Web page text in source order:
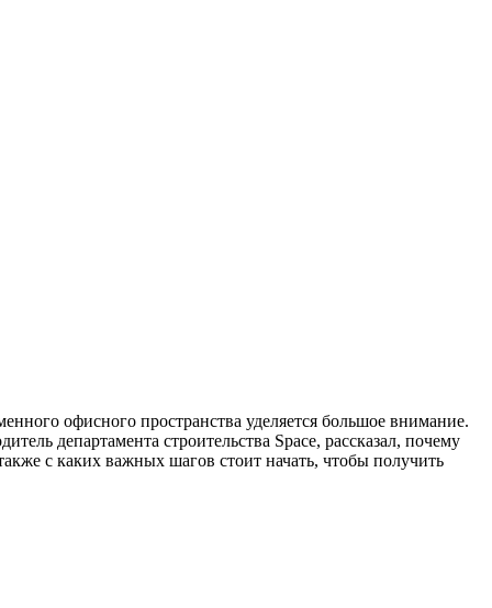
офисного пространства уделяется большое внимание.
департамента строительства Space, рассказал, почему
с каких важных шагов стоит начать, чтобы получить